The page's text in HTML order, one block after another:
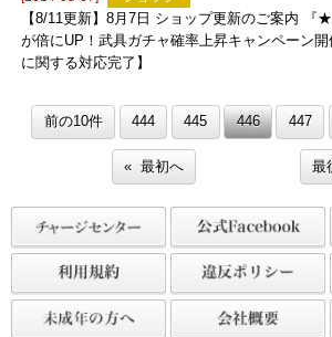
【追記】8月8日 ショップ更新のご案内 『「
売開始！』他
【8/11更新】8月7日 ショップ更新のご案
が倍にUP！武具ガチャ確率上昇キャンペー
に関する対応完了】
前の10件 445 446